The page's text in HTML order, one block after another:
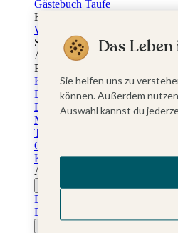
Gästebuch Taufe
Kartenbox Taufe
Willkommensschilder Taufe
Sticker Taufe
Absenderaufkleber Taufe
Fotobuch Taufe
Konfirmationskarten
Einladungskarten Konfirmation
Danksagung Konfirmation
Menükarten Konfirmation
Tischkarten Konfirmation
Gästebuch Konfirmation
Kerzen Konfirmation
Aufkleber zum Anlass Ihres
Firmungskarten
Einladungskarten Firmung
Dankeskarten Firmung
Das
Sie helfen uns zu
können. Außerdem
Auswahl kannst du